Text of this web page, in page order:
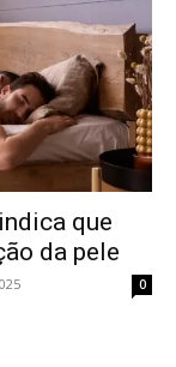
que
da pele
0